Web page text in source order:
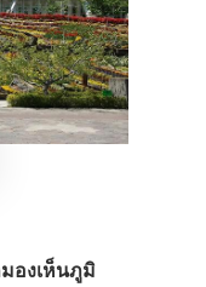
องเห็นภูมิ